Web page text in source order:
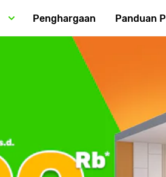
Penghargaan Panduan